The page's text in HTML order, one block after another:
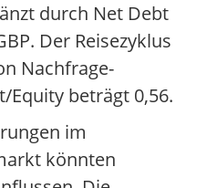
durch Net Debt
Der Reisezyklus
Nachfrage-
Equity beträgt 0,56.
im
könnten